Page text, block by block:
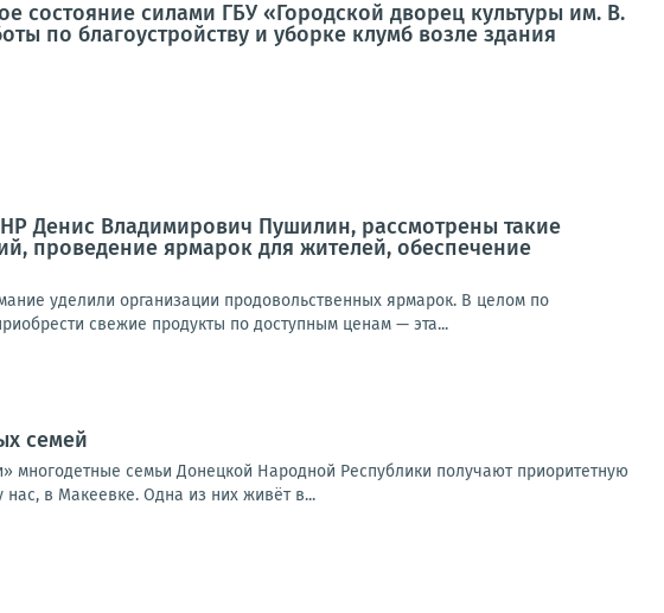
состояние силами ГБУ «Городской дворец культуры им. В.
по благоустройству и уборке клумб возле здания
Денис Владимирович Пушилин, рассмотрены такие
проведение ярмарок для жителей, обеспечение
уделили организации продовольственных ярмарок. В целом по
свежие продукты по доступным ценам — эта...
семей
многодетные семьи Донецкой Народной Республики получают приоритетную
нас, в Макеевке. Одна из них живёт в...